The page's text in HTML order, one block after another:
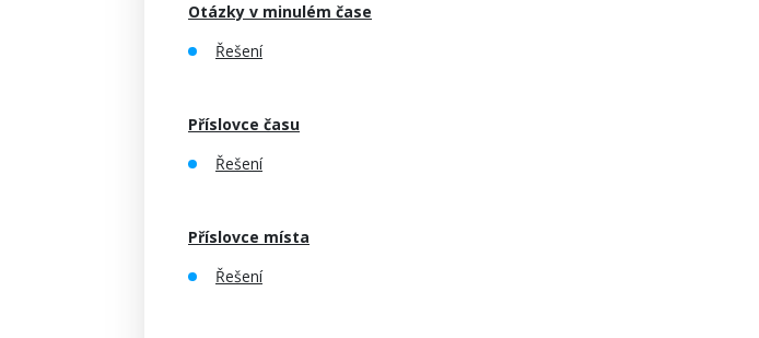
Otázky v minulém čase
Řešení
Příslovce času
Řešení
Příslovce místa
Řešení